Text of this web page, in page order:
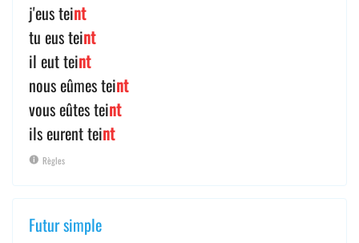
j'eus teint
tu eus teint
il eut teint
nous eûmes teint
vous eûtes teint
ils eurent teint
Règles
Futur simple